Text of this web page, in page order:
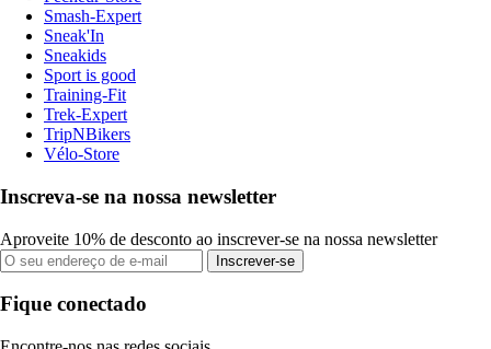
Smash-Expert
Sneak'In
Sneakids
Sport is good
Training-Fit
Trek-Expert
TripNBikers
Vélo-Store
Inscreva-se na nossa newsletter
Aproveite 10% de desconto ao inscrever-se na nossa newsletter
Inscrever-se
Fique conectado